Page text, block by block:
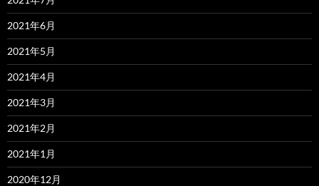
2021年6月
2021年5月
2021年4月
2021年3月
2021年2月
2021年1月
2020年12月